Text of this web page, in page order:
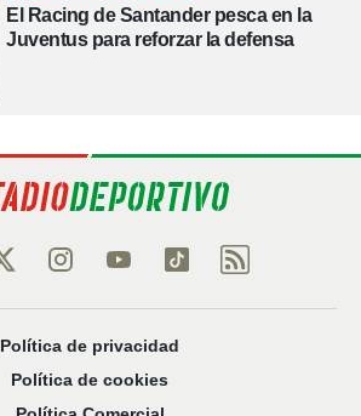
El Racing de Santander pesca en la
Juventus para reforzar la defensa
Política de privacidad
Política de cookies